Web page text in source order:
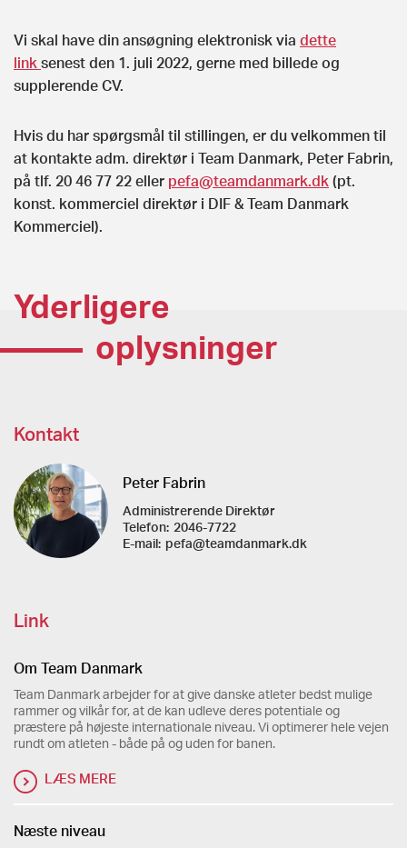
Vi skal have din ansøgning elektronisk via dette
linksenest den 1. juli 2022, gerne med billede og
supplerende CV.
Hvis du har spørgsmål til stillingen, er du velkommen til
at kontakte adm. direktør i Team Danmark, Peter Fabrin,
på tlf. 20 46 77 22 eller pefa@teamdanmark.dk(pt.
konst. kommerciel direktør i DIF & Team Danmark
Kommerciel).
Yderligere
oplysninger
Kontakt
Peter Fabrin
Administrerende Direktør
Telefon: 2046-7722
E-mail: pefa@teamdanmark.dk
Link
Om Team Danmark
Team Danmark arbejder for at give danske atleter bedst mulige
rammer og vilkår for, at de kan udleve deres potentiale og
præstere på højeste internationale niveau. Vi optimerer hele vejen
rundt om atleten - både på og uden for banen.
LÆS MERE
Næste niveau